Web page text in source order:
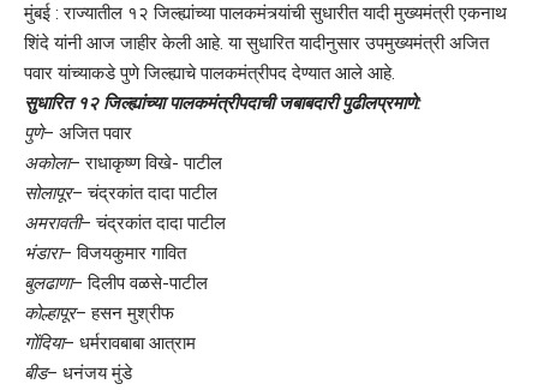
मुंबई : राज्यातील १२ जिल्ह्यांच्या पालकमंत्र्यांची सुधारीत यादी मुख्यमंत्री एकनाथ
शिंदे यांनी आज जाहीर केली आहे. या सुधारित यादीनुसार उपमुख्यमंत्री अजित
पवार यांच्याकडे पुणे जिल्ह्याचे पालकमंत्रीपद देण्यात आले आहे.
सुधारित १२ जिल्ह्यांच्या पालकमंत्रीपदाची जबाबदारी पुढीलप्रमाणे:
पुणे– अजित पवार
अकोला– राधाकृष्ण विखे- पाटील
सोलापूर– चंद्रकांत दादा पाटील
अमरावती– चंद्रकांत दादा पाटील
भंडारा– विजयकुमार गावित
बुलढाणा– दिलीप वळसे-पाटील
कोल्हापूर– हसन मुश्रीफ
गोंदिया– धर्मरावबाबा आत्राम
बीड– धनंजय मुंडे